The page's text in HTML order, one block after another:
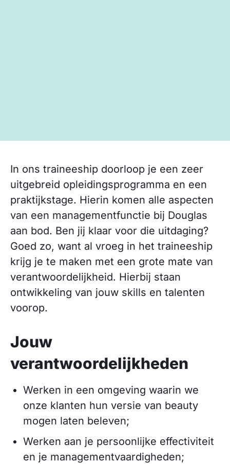
In ons traineeship doorloop je een zeer
uitgebreid opleidingsprogramma en een
praktijkstage. Hierin komen alle aspecten
van een managementfunctie bij Douglas
aan bod. Ben jij klaar voor die uitdaging?
Goed zo, want al vroeg in het traineeship
krijg je te maken met een grote mate van
verantwoordelijkheid. Hierbij staan
ontwikkeling van jouw skills en talenten
voorop.
Jouw
verantwoordelijkheden
Werken in een omgeving waarin we
onze klanten hun versie van beauty
mogen laten beleven;
Werken aan je persoonlijke effectiviteit
en je managementvaardigheden;